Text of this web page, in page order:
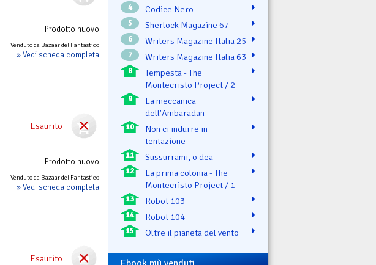
Prodotto nuovo
Venduto da Bazaar del Fantastico
» Vedi scheda completa
Esaurito
Prodotto nuovo
Venduto da Bazaar del Fantastico
» Vedi scheda completa
Esaurito
4 Codice Nero
5 Sherlock Magazine 67
6 Writers Magazine Italia 25
7 Writers Magazine Italia 63
8
Tempesta - The
Montecristo Project / 2
9
La meccanica
dell'Ambaradan
10
Non ci indurre in
tentazione
11 Sussurrami, o dea
12
La prima colonia - The
Montecristo Project / 1
13 Robot 103
14 Robot 104
15 Oltre il pianeta del vento